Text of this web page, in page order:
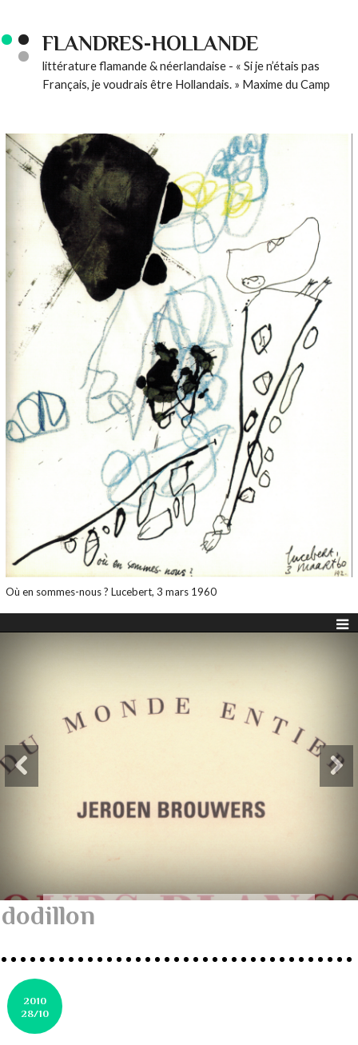
FLANDRES-HOLLANDE
littérature flamande & néerlandaise - « Si je n’étais pas
Français, je voudrais être Hollandais. » Maxime du Camp
Où en sommes-nous ? Lucebert, 3 mars 1960
dodillon
2010
28/10